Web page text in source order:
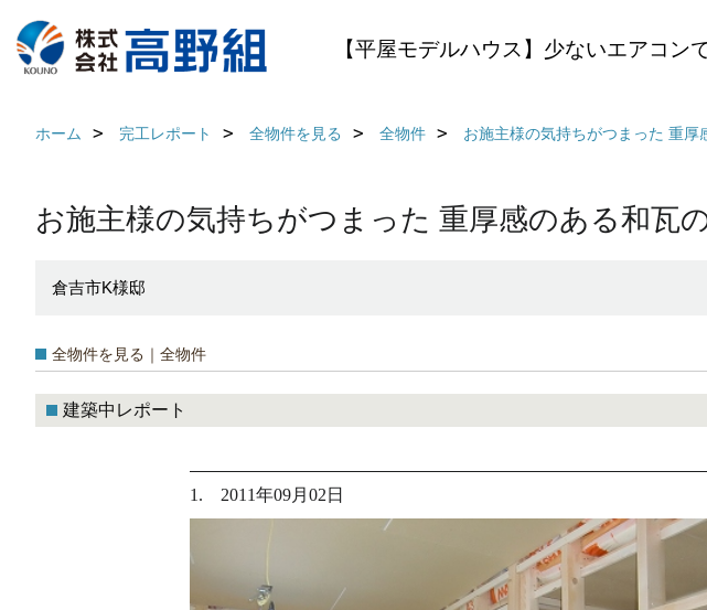
【平屋モデルハウス】少ないエアコン
ホーム 完工レポート 全物件を見る 全物件 お施主様の気持ちがつまった 重
お施主様の気持ちがつまった 重厚感のある和
倉吉市K様邸
全物件を見る｜全物件
建築中レポート
1. 2011年09月02日